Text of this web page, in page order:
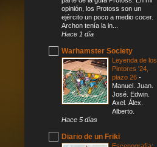
opinión, los Protoss son un
ejército un poco a medio cocer.
Archon tenía la in...
Hace 1 día
Warhamster Society
Leyenda de los
Pintores '24,
plazo 26 -
Manuel. Juan.
José. Edwin.
Axel. Álex.
Alberto.
Hace 5 días
Diario de un Friki